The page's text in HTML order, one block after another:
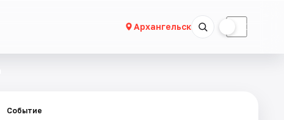
Архангельск ☾
Событие